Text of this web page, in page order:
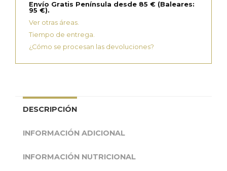
Envío Gratis Península desde 85 € (Baleares:
95 €).
Ver otras áreas.
Tiempo de entrega.
¿Cómo se procesan las devoluciones?
DESCRIPCIÓN
INFORMACIÓN ADICIONAL
INFORMACIÓN NUTRICIONAL